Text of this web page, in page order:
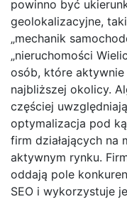
powinno być
geolokalizacyjne,
„mechanik
„nieruchomości
osób, które aktywnie
najbliższej okolicy.
częściej
optymalizacja pod
firm działających na
aktywnym rynku.
oddają pole
SEO i wykorzystuje